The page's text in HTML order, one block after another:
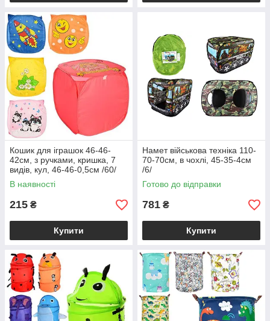
Кошик для іграшок 46-46-
42см, з ручками, кришка, 7
видів, кул, 46-46-0,5см /60/
В наявності
215 ₴
Купити
Намет військова техніка 110-
70-70см, в чохлі, 45-35-4см
/6/
Готово до відправки
781 ₴
Купити